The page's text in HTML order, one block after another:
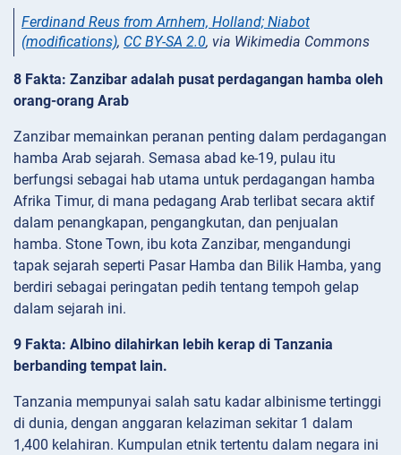
Ferdinand Reus from Arnhem, Holland; Niabot
(modifications), CC BY-SA 2.0, via Wikimedia Commons
8 Fakta: Zanzibar adalah pusat perdagangan hamba oleh
orang-orang Arab
Zanzibar memainkan peranan penting dalam perdagangan
hamba Arab sejarah. Semasa abad ke-19, pulau itu
berfungsi sebagai hab utama untuk perdagangan hamba
Afrika Timur, di mana pedagang Arab terlibat secara aktif
dalam penangkapan, pengangkutan, dan penjualan
hamba. Stone Town, ibu kota Zanzibar, mengandungi
tapak sejarah seperti Pasar Hamba dan Bilik Hamba, yang
berdiri sebagai peringatan pedih tentang tempoh gelap
dalam sejarah ini.
9 Fakta: Albino dilahirkan lebih kerap di Tanzania
berbanding tempat lain.
Tanzania mempunyai salah satu kadar albinisme tertinggi
di dunia, dengan anggaran kelaziman sekitar 1 dalam
1,400 kelahiran. Kumpulan etnik tertentu dalam negara ini